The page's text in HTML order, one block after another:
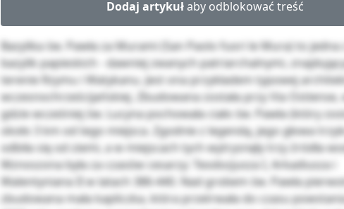
Dodaj artykułaby odblokować treść
Bazylika św. Pawła za Murami (San Paolo fuori le Mura) to jedna
bazylik papieskich - dawniej zwanych patriarchalnymi,
terenie Rzymu i Watykanu. Jest ona przykładem typowej
wczesnochrześcijańskiej. Zbudowana została przy Via Ostiense,
gdzie wcześniej św. Lucyna pochowała ciało św. Pawła (który
około 3 km od tego miejsca. Zgodnie z legendą, jego głowa
odbiła się od ziemi, a w miejscach tych wytrysnęły trzy źródła
Wznoszona była za czasów cesarzy: Teodozjusza I, Arkadiusza i
Walentyniana II w latach 386-440. Nad grobem św. Pawła
zbudowana mała kapliczka, która przetrwała do czasu